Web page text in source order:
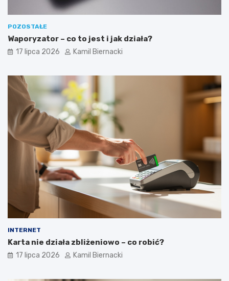
POZOSTAŁE
Waporyzator – co to jest i jak działa?
17 lipca 2026 Kamil Biernacki
INTERNET
Karta nie działa zbliżeniowo – co robić?
17 lipca 2026 Kamil Biernacki